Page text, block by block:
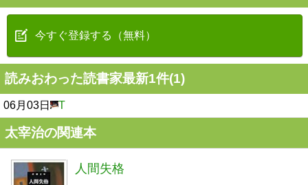
今すぐ登録する（無料）
読みおわった読書家最新1件(1)
06月03日 T
太宰治の関連本
人間失格